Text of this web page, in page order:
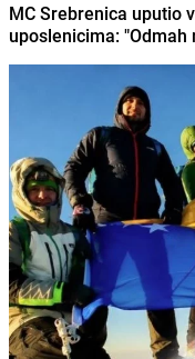
MC Srebrenica uputio
uposlenicima: